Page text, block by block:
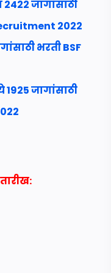
2422 जागांसाठी
2022
भरती BSF
1925 जागांसाठी